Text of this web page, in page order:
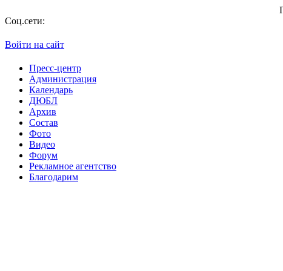
По
Соц.сети:
Войти на сайт
Пресс-центр
Администрация
Календарь
ДЮБЛ
Архив
Состав
Фото
Видео
Форум
Рекламное агентство
Благодарим